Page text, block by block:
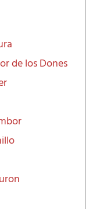
de los Dones